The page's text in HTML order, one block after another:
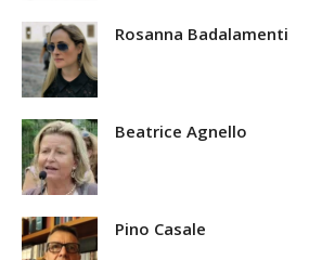
Rosanna Badalamenti
Beatrice Agnello
Pino Casale